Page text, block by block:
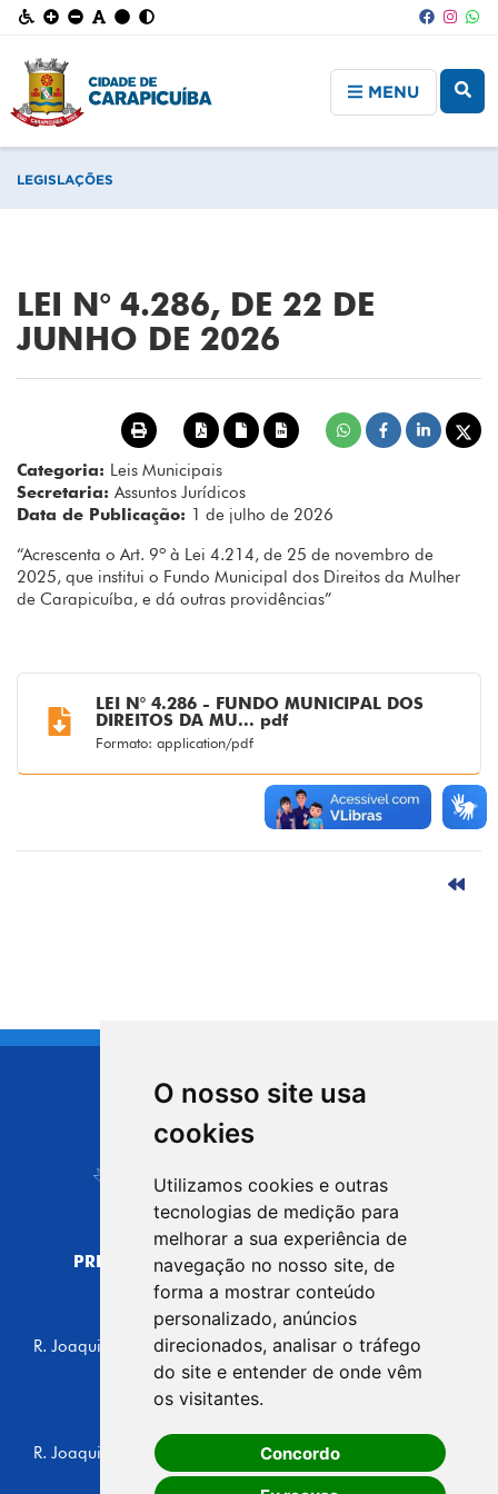
O nosso site usa
cookies
Utilizamos cookies e outras
tecnologias de medição para
melhorar a sua experiência de
navegação no nosso site, de
forma a mostrar conteúdo
personalizado, anúncios
direcionados, analisar o tráfego
do site e entender de onde vêm
os visitantes.
Concordo
MENU
LEGISLAÇÕES
LEI N° 4.286, DE 22 DE
JUNHO DE 2026
Categoria: Leis Municipais
Secretaria: Assuntos Jurídicos
Data de Publicação: 1 de julho de 2026
“Acrescenta o Art. 9º à Lei 4.214, de 25 de novembro de
2025, que institui o Fundo Municipal dos Direitos da Mulher
de Carapicuíba, e dá outras providências”
LEI N° 4.286 - FUNDO MUNICIPAL DOS
DIREITOS DA MU... pdf
Formato: application/pdf
CIDADE DE
Carapicuíba
PREFEITURA MUNICIPAL DE CARAPICUÍBA
CNPJ: 44.892.693/0001-40
CENTRO ADMINISTRATIVO
R. Joaquim das Neves, 211 - Vila Caldas, Carapicuíba/SP
CEP: 06310-030, Brasil
Telefone: 4164-5500
GABINETE DO PREFEITO
R. Joaquim das Neves, 205 - Vila Caldas, Carapicuíba/SP
CEP: 06310-030, Brasil